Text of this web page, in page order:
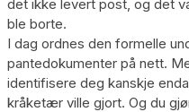
det ikke levert post, og det
ble borte.
I dag ordnes den formelle
pantedokumenter på nett.
identifisere deg kanskje
kråketær ville gjort. Og du